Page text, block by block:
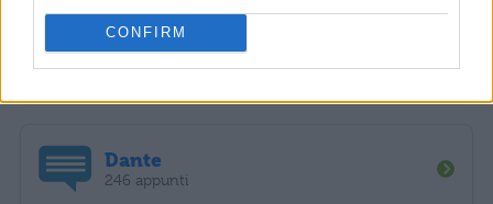
CONFIRM
Eutropio
431 appunti
Dante
246 appunti